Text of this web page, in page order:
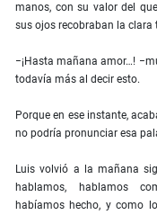
manos, con su valor del
sus ojos recobraban la clara
−¡Hasta mañana amor…!
todavía más al decir esto.
Porque en ese instante,
no podría pronunciar esa
Luis volvió a la mañana
hablamos, hablamos
habíamos hecho, y como